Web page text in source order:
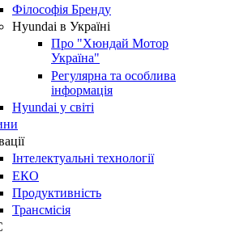
Філософія Бренду
Hyundai в Україні
Про "Хюндай Мотор
Україна"
Регулярна та особлива
інформація
Hyundai у світі
Інтелектуальні технології
ЕКО
Продуктивність
Трансмісія